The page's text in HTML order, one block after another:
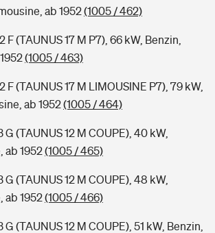
ab 1952(1005 / 462)
F (TAUNUS 17 M P7), 66 kW, Benzin,
(1005 / 463)
F (TAUNUS 17 M LIMOUSINE P7), 79 kW,
ab 1952(1005 / 464)
G (TAUNUS 12 M COUPE), 40 kW,
ab 1952(1005 / 465)
G (TAUNUS 12 M COUPE), 48 kW,
ab 1952(1005 / 466)
G (TAUNUS 12 M COUPE), 51 kW, Benzin,